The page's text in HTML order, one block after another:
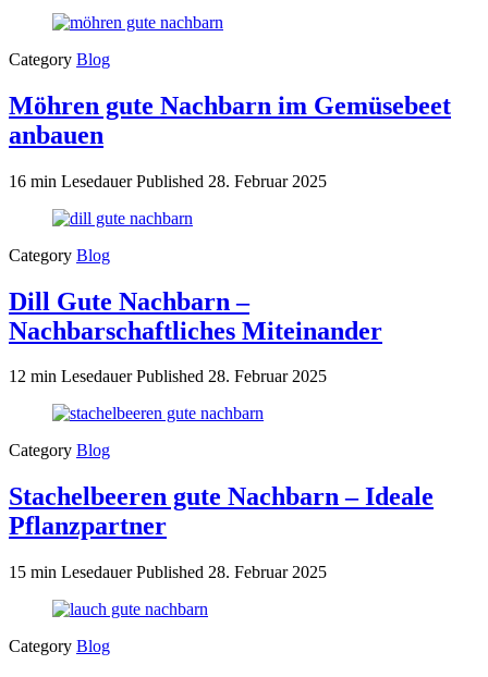
Category Blog
Möhren gute Nachbarn im Gemüsebeet
anbauen
16 min LesedauerPublished 28. Februar 2025
Category Blog
Dill Gute Nachbarn –
Nachbarschaftliches Miteinander
12 min LesedauerPublished 28. Februar 2025
Category Blog
Stachelbeeren gute Nachbarn – Ideale
Pflanzpartner
15 min LesedauerPublished 28. Februar 2025
Category Blog